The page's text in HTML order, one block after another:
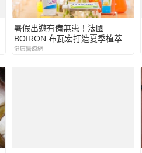
暑假出遊有備無患！法國
BOIRON 布瓦宏打造夏季植萃肌
膚照護提案 年銷售200萬支「法
健康醫療網